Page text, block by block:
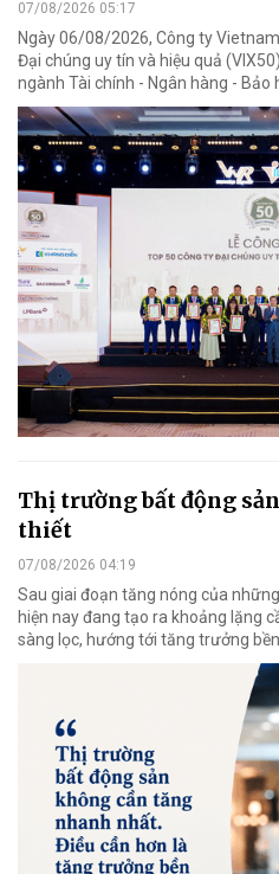
07/08/2026 05:17
Ngày 06/08/2026, Công ty
Đại chúng uy tín và hiệu quả
ngành Tài chính - Ngân hàng - Bảo
Thị trường bất động
thiết
07/08/2026 04:19
Sau giai đoạn tăng nóng của
hiện nay đang tạo ra khoảng lặng
sàng lọc, hướng tới tăng trưởng